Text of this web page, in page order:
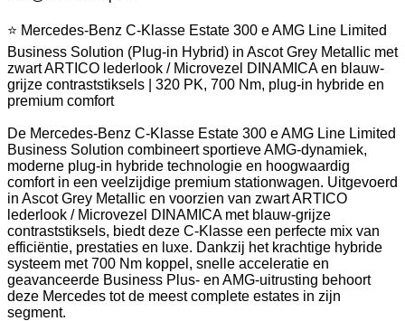
⭐ Mercedes-Benz C-Klasse Estate 300 e AMG Line Limited
Business Solution (Plug-in Hybrid) in Ascot Grey Metallic met
zwart ARTICO lederlook / Microvezel DINAMICA en blauw-
grijze contraststiksels | 320 PK, 700 Nm, plug-in hybride en
premium comfort
De Mercedes-Benz C-Klasse Estate 300 e AMG Line Limited
Business Solution combineert sportieve AMG-dynamiek,
moderne plug-in hybride technologie en hoogwaardig
comfort in een veelzijdige premium stationwagen. Uitgevoerd
in Ascot Grey Metallic en voorzien van zwart ARTICO
lederlook / Microvezel DINAMICA met blauw-grijze
contraststiksels, biedt deze C-Klasse een perfecte mix van
efficiëntie, prestaties en luxe. Dankzij het krachtige hybride
systeem met 700 Nm koppel, snelle acceleratie en
geavanceerde Business Plus- en AMG-uitrusting behoort
deze Mercedes tot de meest complete estates in zijn
segment.